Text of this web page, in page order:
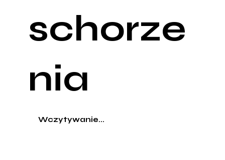
schorze
nia
Wczytywanie...